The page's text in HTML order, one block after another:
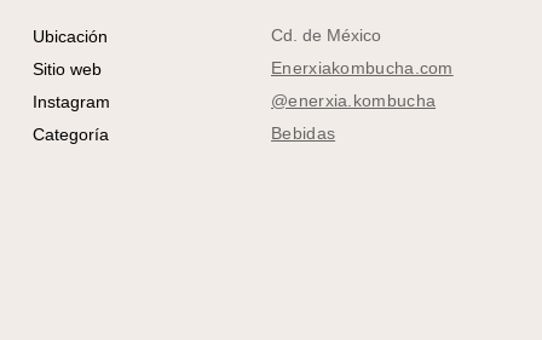
Ubicación
Cd. de México
Sitio web
Enerxiakombucha.com
Instagram
@enerxia.kombucha
Categoría
Bebidas